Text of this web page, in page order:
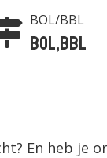
BOL/BBL
BOL,BBL
En heb je